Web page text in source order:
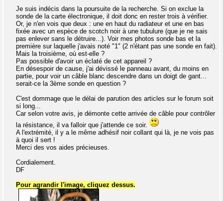
Je suis indécis dans la poursuite de la recherche. Si on exclue la
sonde de la carte électronique, il doit donc en rester trois à vérifier.
Or, je n'en vois que deux : une en haut du radiateur et une en bas
fixée avec un espèce de scotch noir à une tubulure (que je ne sais
pas enlever sans le détruire...). Voir mes photos sonde bas et la
première sur laquelle j'avais noté "1" (2 n'étant pas une sonde en fait).
Mais la troisième, où est-elle ?
Pas possible d'avoir un éclaté de cet appareil ?
En désespoir de cause, j'ai dévissé le panneau avant, du moins en
partie, pour voir un câble blanc descendre dans un doigt de gant...
serait-ce la 3ème sonde en question ?
C'est dommage que le délai de parution des articles sur le forum soit
si long...
Car selon votre avis, je démonte cette arrivée de câble pour contrôler
la résistance, il va falloir que j'attende ce soir.
A l'extrémité, il y a le même adhésif noir collant qui là, je ne vois pas
à quoi il sert !
Merci des vos aides précieuses.
Cordialement.
DF
Pour agrandir l'image, cliquez dessus.